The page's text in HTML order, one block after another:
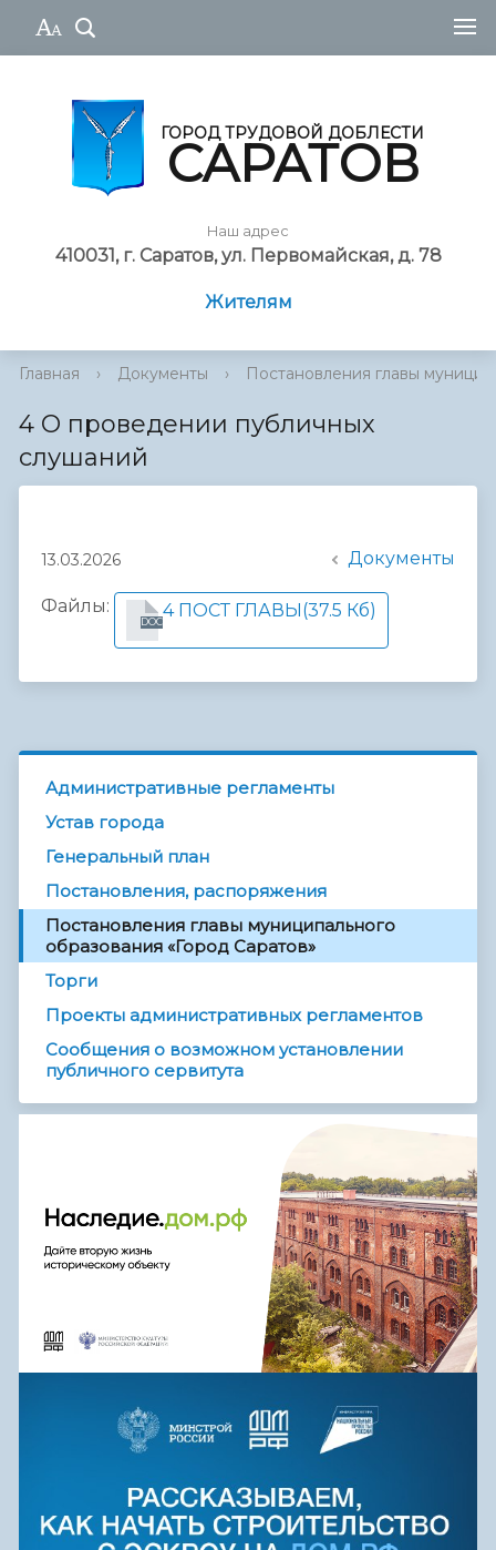
ГОРОД ТРУДОВОЙ ДОБЛЕСТИ
САРАТОВ
Наш адрес
410031, г. Саратов, ул. Первомайская, д. 78
Жителям
Главная › Документы › Постановления главы
4 О проведении публичных
слушаний
13.03.2026 Документы
Файлы:
DOC
4 ПОСТ ГЛАВЫ(37.5 Кб)
Административные регламенты
Устав города
Генеральный план
Постановления, распоряжения
Постановления главы муниципального
образования «Город Саратов»
Торги
Проекты административных регламентов
Сообщения о возможном установлении
публичного сервитута